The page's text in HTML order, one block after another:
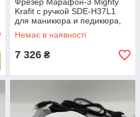
Krafit с ручкой SDE-H37L1
для маникюра и педикюра,
без педали
Немає в наявності
7 326 ₴